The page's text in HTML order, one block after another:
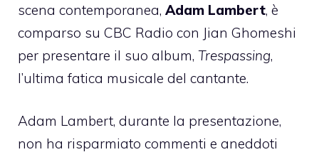
scena contemporanea, Adam Lambert, è
comparso su CBC Radio con Jian Ghomeshi
per presentare il suo album, Trespassing,
l’ultima fatica musicale del cantante.
Adam Lambert, durante la presentazione,
non ha risparmiato commenti e aneddoti